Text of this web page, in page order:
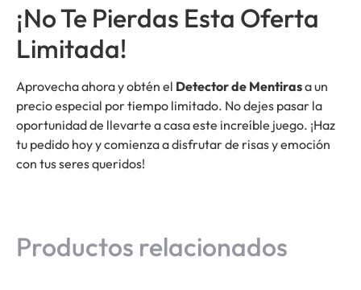
¡No Te Pierdas Esta Oferta
Limitada!
Aprovecha ahora y obtén el Detector de Mentirasa un
precio especial por tiempo limitado. No dejes pasar la
oportunidad de llevarte a casa este increíble juego. ¡Haz
tu pedido hoy y comienza a disfrutar de risas y emoción
con tus seres queridos!
Productos relacionados